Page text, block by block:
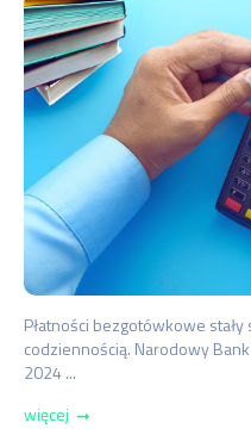
Płatności bezgotówkowe
codziennością. Narodowy
2024 ...
więcej ➞